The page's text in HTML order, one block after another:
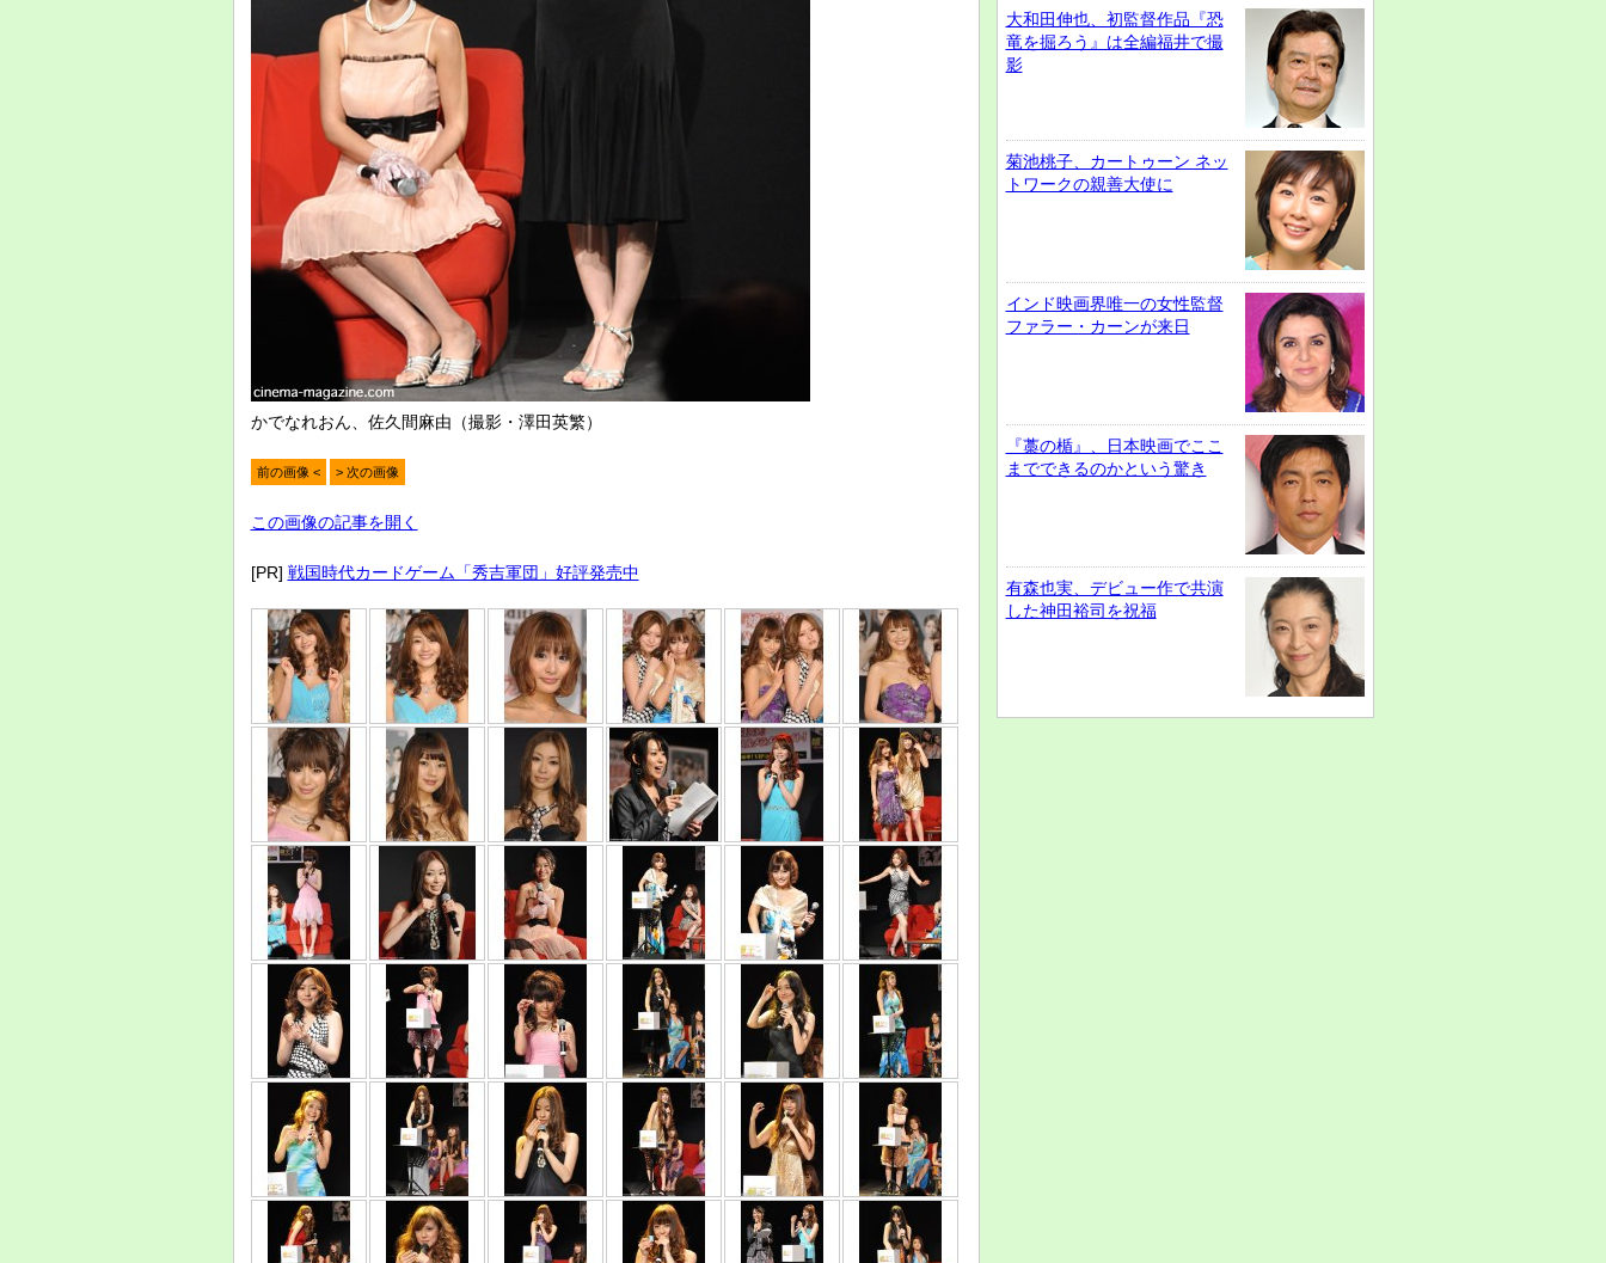
かでなれおん、佐久間麻由（撮影・澤田英繁）
前の画像 < > 次の画像
この画像の記事を開く
[PR] 戦国時代カードゲーム「秀吉軍団」好評発売中
大和田伸也、初監督作品『恐
竜を掘ろう』は全編福井で撮
影
菊池桃子、カートゥーン ネッ
トワークの親善大使に
インド映画界唯一の女性監督
ファラー・カーンが来日
『藁の楯』、日本映画でここ
までできるのかという驚き
有森也実、デビュー作で共演
した神田裕司を祝福